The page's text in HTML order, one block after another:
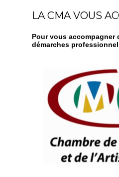
LA CMA VOUS
Pour vous accompagner
démarches